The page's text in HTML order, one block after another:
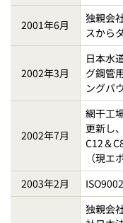
2001年6月
独親会
スから
2002年3月
日本水
グ鋼管
ングパ
2002年7月
網干工
更新し
C12＆
（現
2003年2月
独親会